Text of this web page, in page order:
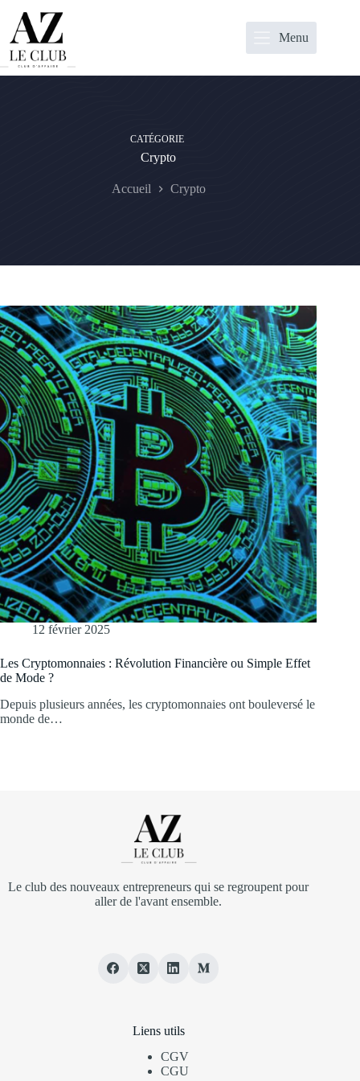
contenu
Menu
CATÉGORIE
Crypto
Accueil Crypto
12 février 2025
Les Cryptomonnaies : Révolution Financière ou Simple Effet
de Mode ?
Depuis plusieurs années, les cryptomonnaies ont bouleversé le
monde de…
Le club des nouveaux entrepreneurs qui se regroupent pour
aller de l'avant ensemble.
Liens utils
CGV
CGU